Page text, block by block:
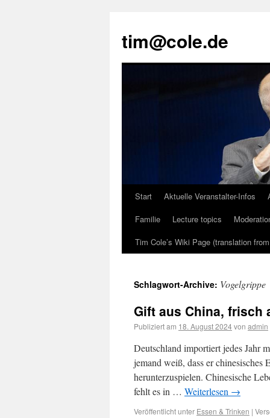
tim@cole.de
Start Aktuelle Veranstalter-Infos
Familie
Lecture topics
Tim Cole’s Wiki Page (translation
Schlagwort-Archive: Vogelgrippe
Gift aus China, frisch
Publiziert am 18. August 2024von admin
Deutschland importiert jedes Jahr
jemand weiß, dass er chinesisches
herunterzuspielen. Chinesische
fehlt es in … Weiterlesen →
Veröffentlicht unter Essen & Trinken |